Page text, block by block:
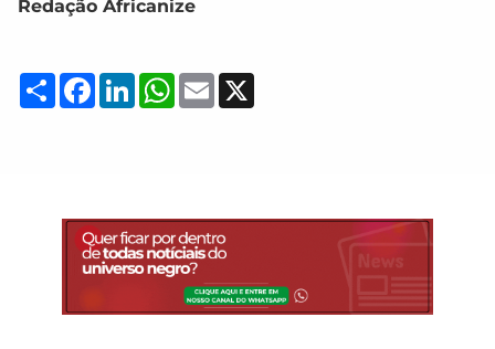
Redação Africanize
Compartilhar
Facebook
LinkedInWhatsApp
Email